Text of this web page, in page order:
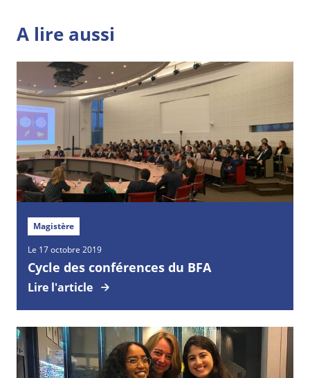
A lire aussi
Magistère
Le 17 octobre 2019
Cycle des conférences du BFA
Lire l'article